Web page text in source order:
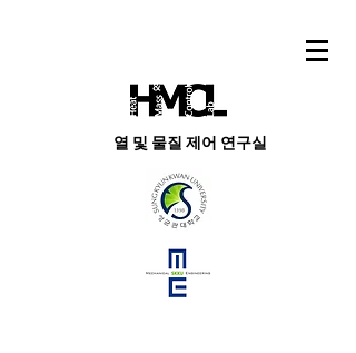
열 및 물질 제어 연구실